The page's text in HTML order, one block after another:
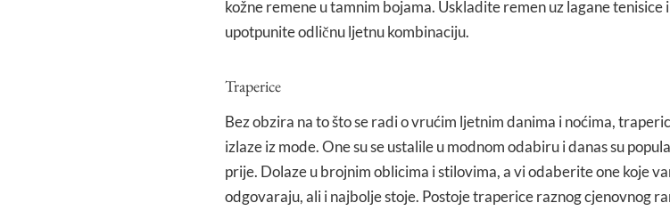
kožne remene u tamnim bojama. Uskladite remen uz lagane tenisice
upotpunite odličnu ljetnu kombinaciju.
Traperice
Bez obzira na to što se radi o vrućim ljetnim danima i noćima,
izlaze iz mode. One su se ustalile u modnom odabiru i danas su
prije. Dolaze u brojnim oblicima i stilovima, a vi odaberite one koje
odgovaraju, ali i najbolje stoje. Postoje traperice raznog cjenovnog